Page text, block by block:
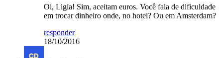
Oi, Ligia! Sim, aceitam euros. Você fala de dificuldade
em trocar dinheiro onde, no hotel? Ou em Amsterdam?
responder
18/10/2016